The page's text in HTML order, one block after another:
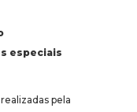
especiais
pela